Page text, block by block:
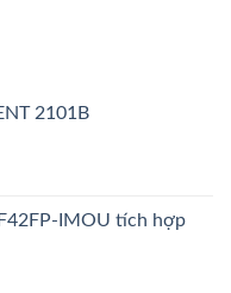
2101B
IMOU tích hợp